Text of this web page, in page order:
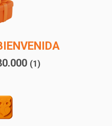
(1)